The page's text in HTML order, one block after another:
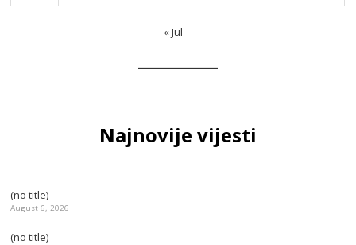
« Jul
Najnovije vijesti
(no title)
August 6, 2026
(no title)